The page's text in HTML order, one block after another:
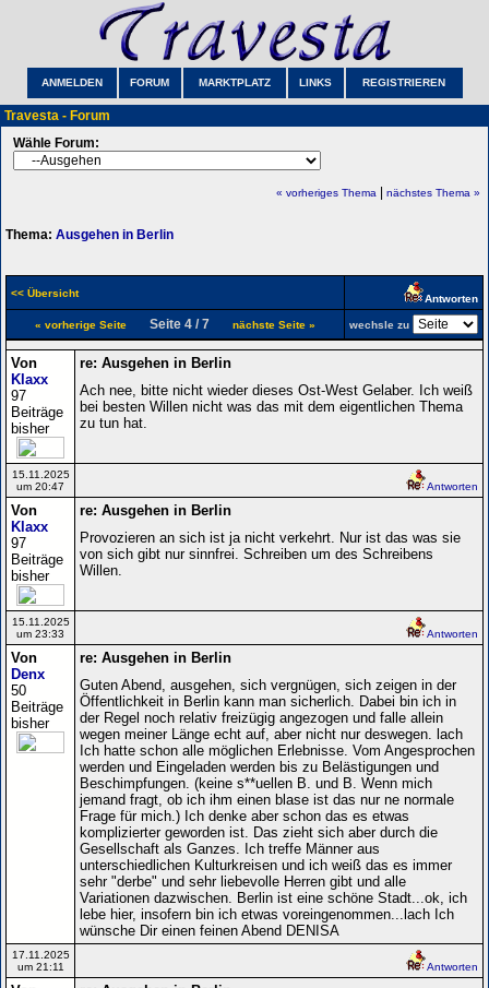
ANMELDEN FORUM MARKTPLATZ LINKS REGISTRIEREN
Travesta - Forum
Wähle Forum:
« vorheriges Thema nächstes Thema »
Thema: Ausgehen in Berlin
<< Übersicht Antworten
« vorherige Seite Seite 4 / 7 nächste Seite » wechsle zu
Von
Klaxx
97
Beiträge
bisher
re: Ausgehen in Berlin
Ach nee, bitte nicht wieder dieses Ost-West Gelaber. Ich weiß
bei besten Willen nicht was das mit dem eigentlichen Thema
zu tun hat.
15.11.2025
um 20:47
Antworten
Von
Klaxx
97
Beiträge
bisher
re: Ausgehen in Berlin
Provozieren an sich ist ja nicht verkehrt. Nur ist das was sie
von sich gibt nur sinnfrei. Schreiben um des Schreibens
Willen.
15.11.2025
um 23:33
Antworten
Von
Denx
50
Beiträge
bisher
re: Ausgehen in Berlin
Guten Abend, ausgehen, sich vergnügen, sich zeigen in der
Öffentlichkeit in Berlin kann man sicherlich. Dabei bin ich in
der Regel noch relativ freizügig angezogen und falle allein
wegen meiner Länge echt auf, aber nicht nur deswegen. lach
Ich hatte schon alle möglichen Erlebnisse. Vom Angesprochen
werden und Eingeladen werden bis zu Belästigungen und
Beschimpfungen. (keine s**uellen B. und B. Wenn mich
jemand fragt, ob ich ihm einen blase ist das nur ne normale
Frage für mich.) Ich denke aber schon das es etwas
komplizierter geworden ist. Das zieht sich aber durch die
Gesellschaft als Ganzes. Ich treffe Männer aus
unterschiedlichen Kulturkreisen und ich weiß das es immer
sehr "derbe" und sehr liebevolle Herren gibt und alle
Variationen dazwischen. Berlin ist eine schöne Stadt...ok, ich
lebe hier, insofern bin ich etwas voreingenommen...lach Ich
wünsche Dir einen feinen Abend DENISA
17.11.2025
um 21:11
Antworten